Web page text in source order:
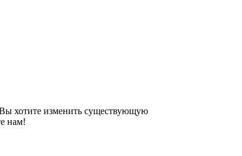
хотите изменить существующую
нам!